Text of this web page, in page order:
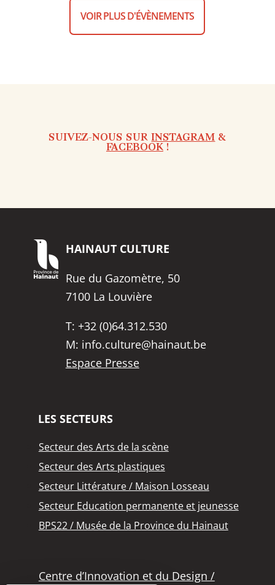
VOIR PLUS D'ÉVÈNEMENTS
SUIVEZ-NOUS SURINSTAGRAM &
FACEBOOK!
HAINAUT CULTURE
Rue du Gazomètre, 50
7100 La Louvière
T: +32 (0)64.312.530
M: info.culture@hainaut.be
Espace Presse
LES SECTEURS
Secteur des Arts de la scène
Secteur des Arts plastiques
Secteur Littérature / Maison Losseau
Secteur Education permanente et jeunesse
BPS22 / Musée de la Province du Hainaut
Centre d’Innovation et du Design /